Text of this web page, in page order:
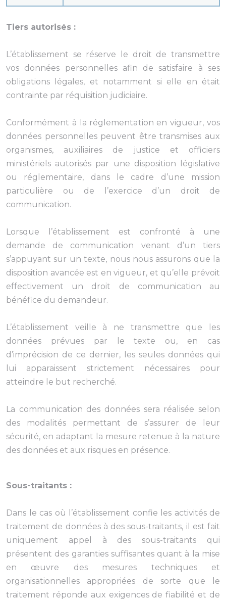
Tiers autorisés :
L’établissement se réserve le droit de transmettre
vos données personnelles afin de satisfaire à ses
obligations légales, et notamment si elle en était
contrainte par réquisition judiciaire.
Conformément à la réglementation en vigueur, vos
données personnelles peuvent être transmises aux
organismes, auxiliaires de justice et officiers
ministériels autorisés par une disposition législative
ou réglementaire, dans le cadre d’une mission
particulière ou de l’exercice d’un droit de
communication.
Lorsque l’établissement est confronté à une
demande de communication venant d’un tiers
s’appuyant sur un texte, nous nous assurons que la
disposition avancée est en vigueur, et qu’elle prévoit
effectivement un droit de communication au
bénéfice du demandeur.
L’établissement veille à ne transmettre que les
données prévues par le texte ou, en cas
d’imprécision de ce dernier, les seules données qui
lui apparaissent strictement nécessaires pour
atteindre le but recherché.
La communication des données sera réalisée selon
des modalités permettant de s’assurer de leur
sécurité, en adaptant la mesure retenue à la nature
des données et aux risques en présence.
Sous-traitants :
Dans le cas où l’établissement confie les activités de
traitement de données à des sous-traitants, il est fait
uniquement appel à des sous-traitants qui
présentent des garanties suffisantes quant à la mise
en œuvre des mesures techniques et
organisationnelles appropriées de sorte que le
traitement réponde aux exigences de fiabilité et de